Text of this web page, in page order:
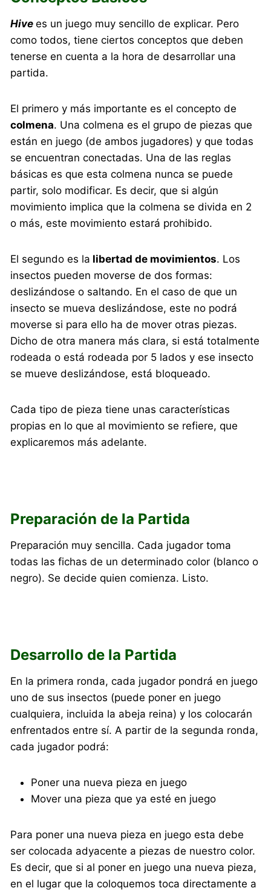
Hivees un juego muy sencillo de explicar. Pero
como todos, tiene ciertos conceptos que deben
tenerse en cuenta a la hora de desarrollar una
partida.
El primero y más importante es el concepto de
colmena. Una colmena es el grupo de piezas que
están en juego (de ambos jugadores) y que todas
se encuentran conectadas. Una de las reglas
básicas es que esta colmena nunca se puede
partir, solo modificar. Es decir, que si algún
movimiento implica que la colmena se divida en 2
o más, este movimiento estará prohibido.
El segundo es la libertad de movimientos. Los
insectos pueden moverse de dos formas:
deslizándose o saltando. En el caso de que un
insecto se mueva deslizándose, este no podrá
moverse si para ello ha de mover otras piezas.
Dicho de otra manera más clara, si está totalmente
rodeada o está rodeada por 5 lados y ese insecto
se mueve deslizándose, está bloqueado.
Cada tipo de pieza tiene unas características
propias en lo que al movimiento se refiere, que
explicaremos más adelante.
Preparación de la Partida
Preparación muy sencilla. Cada jugador toma
todas las fichas de un determinado color (blanco o
negro). Se decide quien comienza. Listo.
Desarrollo de la Partida
En la primera ronda, cada jugador pondrá en juego
uno de sus insectos (puede poner en juego
cualquiera, incluida la abeja reina) y los colocarán
enfrentados entre sí. A partir de la segunda ronda,
cada jugador podrá:
Poner una nueva pieza en juego
Mover una pieza que ya esté en juego
Para poner una nueva pieza en juego esta debe
ser colocada adyacente a piezas de nuestro color.
Es decir, que si al poner en juego una nueva pieza,
en el lugar que la coloquemos toca directamente a